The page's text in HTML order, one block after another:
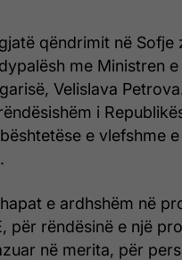
qëndrimit në Sofje
me Ministren
Velislava
i
e vlefshme
e ardhshëm në
për rëndësinë e një
në merita, për